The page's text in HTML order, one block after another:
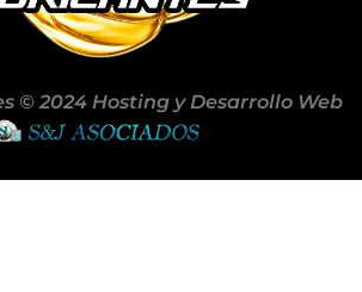
© 2024 Hosting y Desarrollo Web